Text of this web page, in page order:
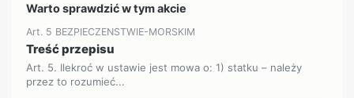
Warto sprawdzić w tym akcie
Art. 5 BEZPIECZENSTWIE-MORSKIM
Treść przepisu
Art. 5. Ilekroć w ustawie jest mowa o: 1) statku – należy
przez to rozumieć...